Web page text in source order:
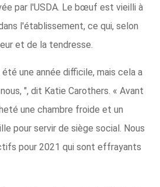
par l'USDA. Le bœuf est vieilli à
l'établissement, ce qui, selon
et de la tendresse.
été une année difficile, mais cela a
", dit Katie Carothers. « Avant
une chambre froide et un
pour servir de siège social. Nous
pour 2021 qui sont effrayants